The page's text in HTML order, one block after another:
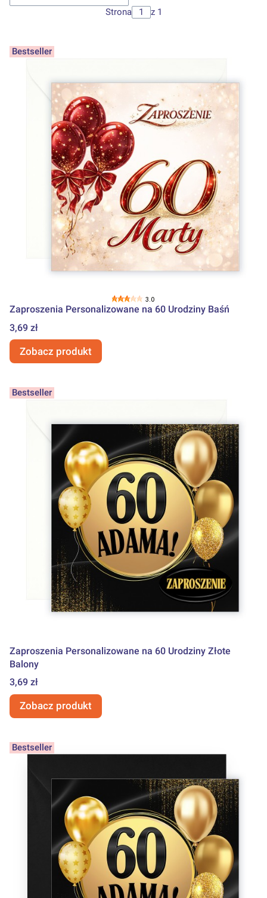
Strona z 1
Bestseller
3.0
Zaproszenia Personalizowane na 60 Urodziny Baśń
Cena
3,69 zł
Zobacz produkt
Bestseller
Zaproszenia Personalizowane na 60 Urodziny Złote
Balony
Cena
3,69 zł
Zobacz produkt
Bestseller